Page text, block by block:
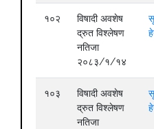
१०२
विषादी अवशेष
द्रुत विश्लेषण
नतिजा
२०८३/१/१४
१०३
विषादी अवशेष
द्रुत विश्लेषण
नतिजा